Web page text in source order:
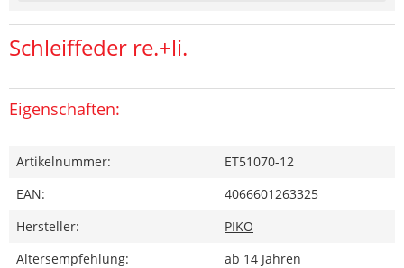
Schleiffeder re.+li.
Eigenschaften:
Artikelnummer:
ET51070-12
EAN:
4066601263325
Hersteller:
PIKO
Altersempfehlung:
ab 14 Jahren